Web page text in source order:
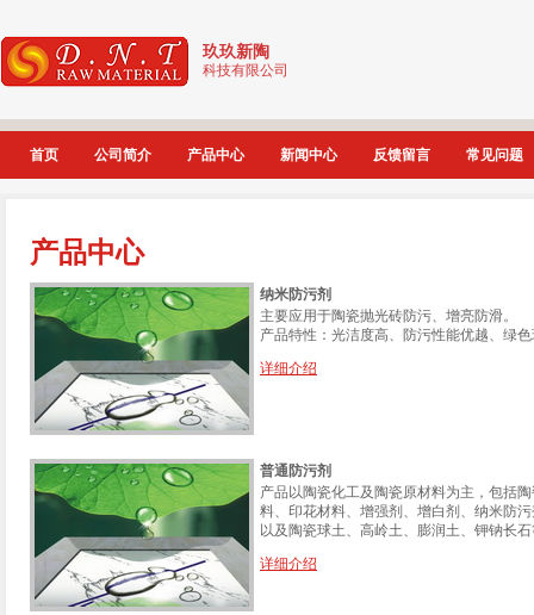
玖玖新陶
科技有限公司
首页 公司简介 产品中心 新闻中心 反馈留言 常见问题
产品中心
纳米防污剂
主要应用于陶瓷抛光砖防污、增亮防滑。
产品特性：光洁度高、防污性能优越、绿
详细介绍
普通防污剂
产品以陶瓷化工及陶瓷原材料为主，包括
料、印花材料、增强剂、增白剂、纳米防
以及陶瓷球土、高岭土、膨润土、钾钠长
详细介绍